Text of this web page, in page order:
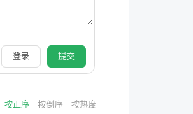
登录 提交
按正序 按倒序 按热度